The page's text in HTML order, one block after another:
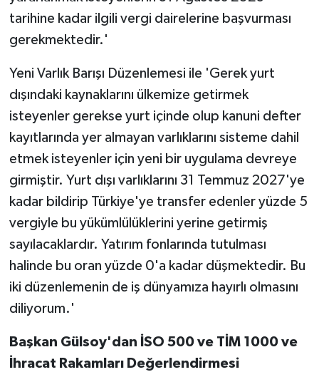
tarihine kadar ilgili vergi dairelerine başvurması
gerekmektedir.'
Yeni Varlık Barışı Düzenlemesi ile 'Gerek yurt
dışındaki kaynaklarını ülkemize getirmek
isteyenler gerekse yurt içinde olup kanuni defter
kayıtlarında yer almayan varlıklarını sisteme dahil
etmek isteyenler için yeni bir uygulama devreye
girmiştir. Yurt dışı varlıklarını 31 Temmuz 2027'ye
kadar bildirip Türkiye'ye transfer edenler yüzde 5
vergiyle bu yükümlülüklerini yerine getirmiş
sayılacaklardır. Yatırım fonlarında tutulması
halinde bu oran yüzde 0'a kadar düşmektedir. Bu
iki düzenlemenin de iş dünyamıza hayırlı olmasını
diliyorum.'
Başkan Gülsoy'dan İSO 500 ve TİM 1000 ve
İhracat Rakamları Değerlendirmesi